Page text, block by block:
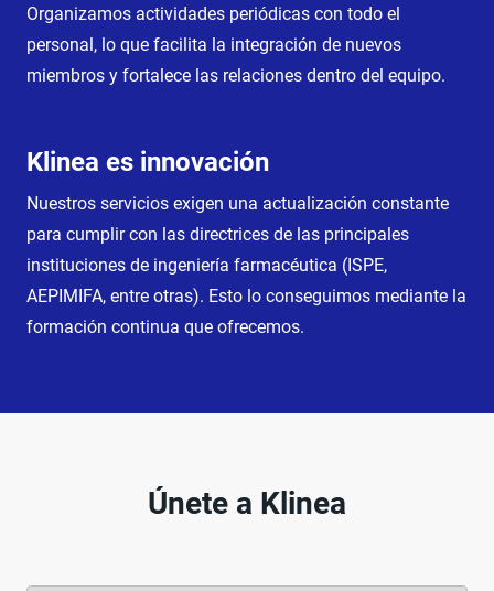
Organizamos actividades periódicas con todo el
personal, lo que facilita la integración de nuevos
miembros y fortalece las relaciones dentro del equipo.
Klinea es innovación
Nuestros servicios exigen una actualización constante
para cumplir con las directrices de las principales
instituciones de ingeniería farmacéutica (ISPE,
AEPIMIFA, entre otras). Esto lo conseguimos mediante la
formación continua que ofrecemos.
Únete a Klinea